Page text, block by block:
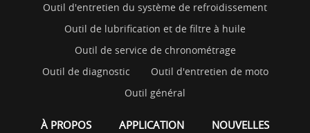
Outil d'entretien du système de refroidissement
Outil de lubrification et de filtre à huile
Outil de service de chronométrage
Outil de diagnostic
Outil d'entretien de moto
Outil général
À PROPOS APPLICATION NOUVELLES